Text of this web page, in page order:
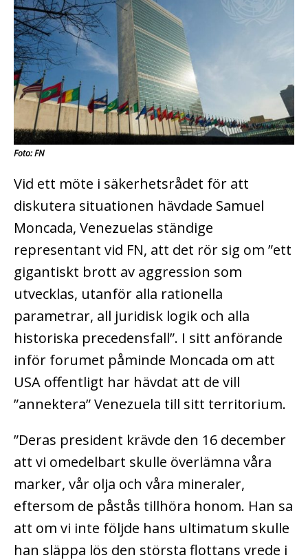
Foto: FN
Vid ett möte i säkerhetsrådet för att
diskutera situationen hävdade Samuel
Moncada, Venezuelas ständige
representant vid FN, att det rör sig om ”ett
gigantiskt brott av aggression som
utvecklas, utanför alla rationella
parametrar, all juridisk logik och alla
historiska precedensfall”. I sitt anförande
inför forumet påminde Moncada om att
USA offentligt har hävdat att de vill
”annektera” Venezuela till sitt territorium.
”Deras president krävde den 16 december
att vi omedelbart skulle överlämna våra
marker, vår olja och våra mineraler,
eftersom de påstås tillhöra honom. Han sa
att om vi inte följde hans ultimatum skulle
han släppa lös den största flottans vrede i